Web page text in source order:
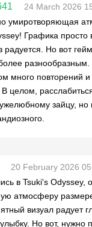
24 March 2026
умиротворяющая
Графика просто
радуется. Но вот
разнообразным.
много повторений и
целом,
зайцу, но
20 February 2026
в Tsuki's Odyssey,
атмосферу
визуал радует
Но вот, нужно